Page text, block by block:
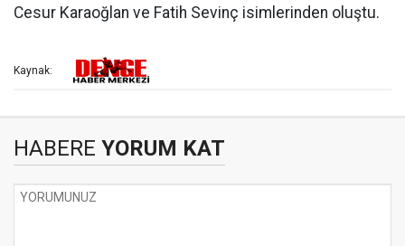
Cesur Karaoğlan ve Fatih Sevinç isimlerinden oluştu.
Kaynak:
HABERE YORUM KAT